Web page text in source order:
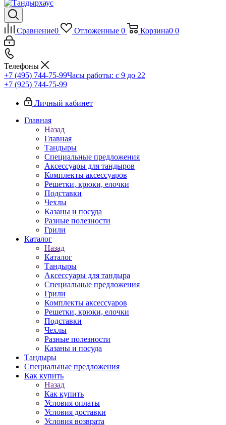
Сравнение0 Отложенные 0 Корзина0 0
Телефоны
+7 (495) 744-75-99Часы работы: c 9 до 22
+7 (925) 744-75-99
Личный кабинет
Главная
Назад
Главная
Тандыры
Специальные предложения
Аксессуары для тандыров
Комплекты аксессуаров
Решетки, крюки, елочки
Подставки
Чехлы
Казаны и посуда
Разные полезности
Грили
Каталог
Назад
Каталог
Тандыры
Аксессуары для тандыра
Специальные предложения
Грили
Комплекты аксессуаров
Решетки, крюки, елочки
Подставки
Чехлы
Разные полезности
Казаны и посуда
Тандыры
Специальные предложения
Как купить
Назад
Как купить
Условия оплаты
Условия доставки
Условия возврата